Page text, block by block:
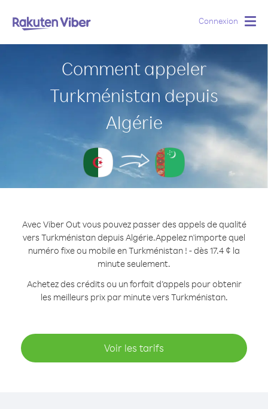
Connexion
Comment appeler
Turkménistan depuis
Algérie
Avec Viber Out vous pouvez passer des appels de qualité
vers Turkménistan depuis Algérie.Appelez n'importe quel
numéro fixe ou mobile en Turkménistan ! - dès 17.4 ¢ la
minute seulement.
Achetez des crédits ou un forfait d’appels pour obtenir
les meilleurs prix par minute vers Turkménistan.
Voir les tarifs